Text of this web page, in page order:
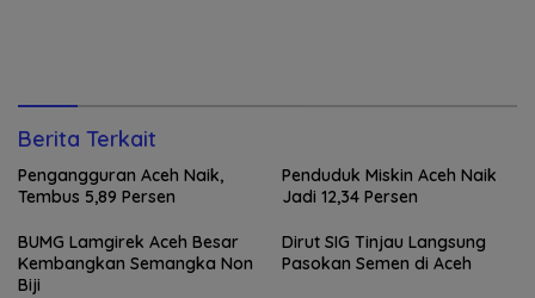
Berita Terkait
Pengangguran Aceh Naik,
Tembus 5,89 Persen
Penduduk Miskin Aceh Naik
Jadi 12,34 Persen
BUMG Lamgirek Aceh Besar
Kembangkan Semangka Non
Biji
Dirut SIG Tinjau Langsung
Pasokan Semen di Aceh